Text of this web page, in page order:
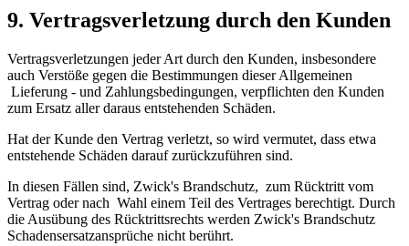
9. Vertragsverletzung durch den Kunden
Vertragsverletzungen jeder Art durch den Kunden, insbesondere
auch Verstöße gegen die Bestimmungen dieser Allgemeinen
Lieferung - und Zahlungsbedingungen, verpflichten den Kunden
zum Ersatz aller daraus entstehenden Schäden.
Hat der Kunde den Vertrag verletzt, so wird vermutet, dass etwa
entstehende Schäden darauf zurückzuführen sind.
In diesen Fällen sind, Zwick's Brandschutz, zum Rücktritt vom
Vertrag oder nach Wahl einem Teil des Vertrages berechtigt. Durch
die Ausübung des Rücktrittsrechts werden Zwick's Brandschutz
Schadensersatzansprüche nicht berührt.